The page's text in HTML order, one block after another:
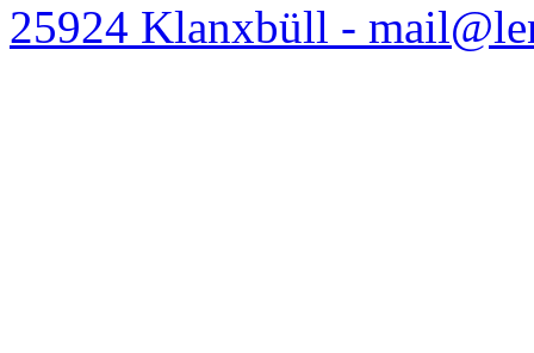
25924 Klanxbüll -